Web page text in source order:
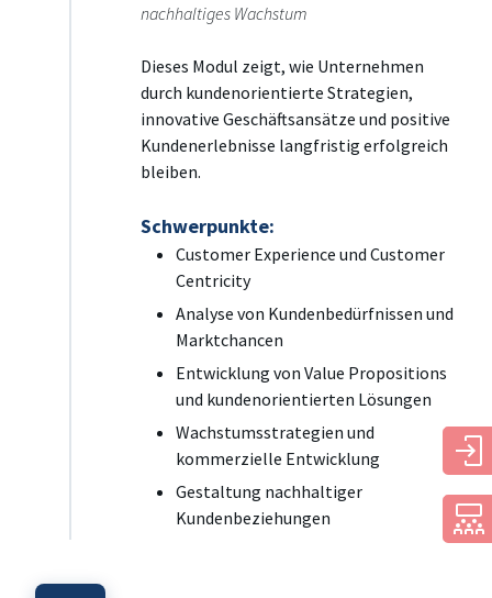
nachhaltiges Wachstum
Dieses Modul zeigt, wie Unternehmen
durch kundenorientierte Strategien,
innovative Geschäftsansätze und positive
Kundenerlebnisse langfristig erfolgreich
bleiben.
Schwerpunkte:
Customer Experience und Customer
Centricity
Analyse von Kundenbedürfnissen und
Marktchancen
Entwicklung von Value Propositions
und kundenorientierten Lösungen
Wachstumsstrategien und
kommerzielle Entwicklung
Gestaltung nachhaltiger
Kundenbeziehungen